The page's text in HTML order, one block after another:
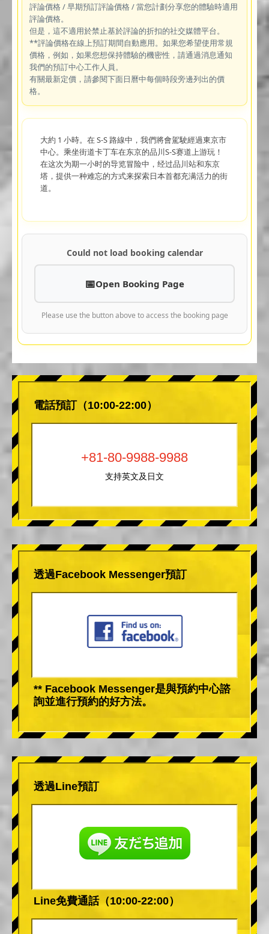
評論價格 / 早期預訂評論價格 / 當您計劃分享您的體驗時適用
評論價格。
但是，這不適用於禁止基於評論的折扣的社交媒體平台。
**評論價格在線上預訂期間自動應用。如果您希望使用常規
價格，例如，如果您想保持體驗的機密性，請通過消息通知
我們的預訂中心工作人員。
有關最新定價，請參閱下面日曆中每個時段旁邊列出的價
格。
大約 1 小時。在 S-S 路線中，我們將會駕駛經過東京市
中心。乘坐街道卡丁车在东京的品川S-S赛道上游玩！
在这次为期一小时的导览冒险中，经过品川站和东京
塔，提供一种难忘的方式来探索日本首都充满活力的街
道。
Could not load booking calendar
Open Booking Page
Please use the button above to access the booking page
電話預訂（10:00-22:00）
+81-80-9988-9988
支持英文及日文
透過Facebook Messenger預訂
** Facebook Messenger是與預約中心諮
詢並進行預約的好方法。
透過Line預訂
Line免費通話（10:00-22:00）